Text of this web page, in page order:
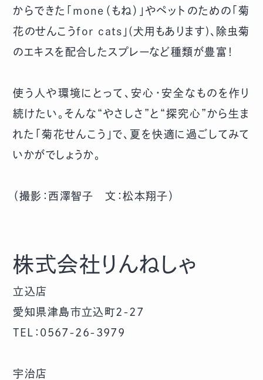
からできた「mone（もね）」やペットのための「菊
花のせんこうfor cats」(犬用もあります)、除虫菊
のエキスを配合したスプレーなど種類が豊富！
使う人や環境にとって、安心・安全なものを作り
続けたい。そんな“やさしさ”と“探究心”から生ま
れた「菊花せんこう」で、夏を快適に過ごしてみて
いかがでしょうか。
（撮影：西澤智子 文：松本翔子）
株式会社りんねしゃ
立込店
愛知県津島市立込町2-27
TEL：0567-26-3979
宇治店